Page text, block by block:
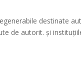
destinate
de autorit. și